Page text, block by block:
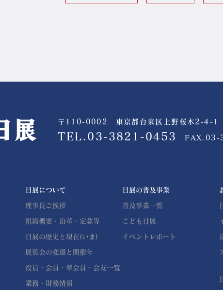
公益社団法人 日展
〒110-0002 東京都台東区上野桜木2-4-1
TEL.03-3821-0453 FAX.03-
日展について
理事長ご挨拶
組織概要・沿革・定款等
日展の歴史と現在(いま)
展覧会の変遷と開催年
役員・会員・準会員・会友一覧
業務・財務情報
日展の普及事業
普及事業一覧
こども日展
イベントレポート